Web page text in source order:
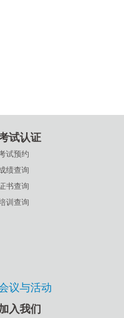
试认证
试预约
绩查询
书查询
训查询
议与活动
入我们